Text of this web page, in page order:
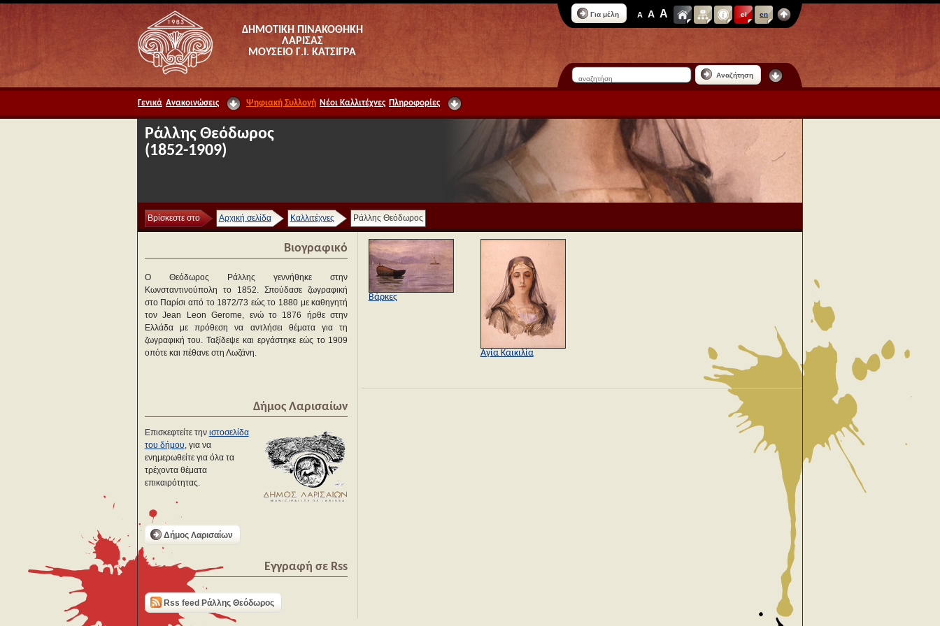
ΔΗΜΟΤΙΚΗ ΠΙΝΑΚΟΘΗΚΗ
ΛΑΡΙΣΑΣ
ΜΟΥΣΕΙΟ Γ.Ι. ΚΑΤΣΙΓΡΑ
Για μέλη A A A el en
Αναζήτηση
Γενικά Ανακοινώσεις Ψηφιακή Συλλογή Νέοι Καλλιτέχνες Πληροφορίες
Ράλλης Θεόδωρος
(1852-1909)
Βρίσκεστε στο Αρχική σελίδα Καλλιτέχνες Ράλλης Θεόδωρος
Βιογραφικό
Ο Θεόδωρος Ράλλης γεννήθηκε στην
Κωνσταντινούπολη το 1852. Σπούδασε ζωγραφική
στο Παρίσι από το 1872/73 εώς το 1880 με καθηγητή
τον Jean Leon Gerome, ενώ το 1876 ήρθε στην
Ελλάδα με πρόθεση να αντλήσει θέματα για τη
ζωγραφική του. Ταξίδεψε και εργάστηκε εώς το 1909
οπότε και πέθανε στη Λωζάνη.
Δήμος Λαρισαίων
Επισκεφτείτε την ιστοσελίδα
του δήμου, για να
ενημερωθείτε για όλα τα
τρέχοντα θέματα
επικαιρότητας.
Δήμος Λαρισαίων
Εγγραφή σε Rss
Rss feed Ράλλης Θεόδωρος
Βάρκες
Αγία Καικιλία